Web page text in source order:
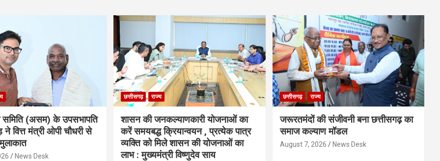
समिति (असम) के उपसभापति
ने वित्त मंत्री ओपी चौधरी से
News Desk
छत्तीसगढ़ राज्य
शासन की जनकल्याणकारी योजनाओं का
करें समयबद्ध क्रियान्वयन , प्रत्येक पात्र
व्यक्ति को मिले शासन की योजनाओं का
लाभ : मुख्यमंत्री विष्णुदेव साय
छत्तीसगढ़ राज्य
जरूरतमंदों की संजीवनी बना छत्तीसगढ़ का
समाज कल्याण मॉडल
August 7, 2026 News Desk